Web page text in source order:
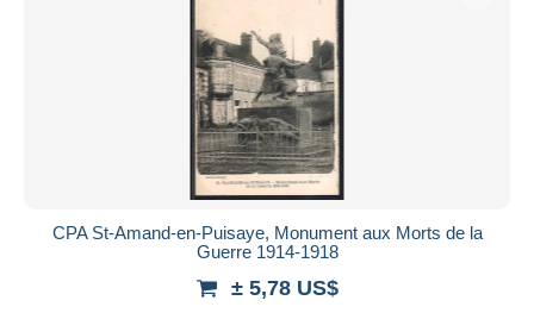
CPA St-Amand-en-Puisaye, Monument aux Morts de la
Guerre 1914-1918
± 5,78 US$